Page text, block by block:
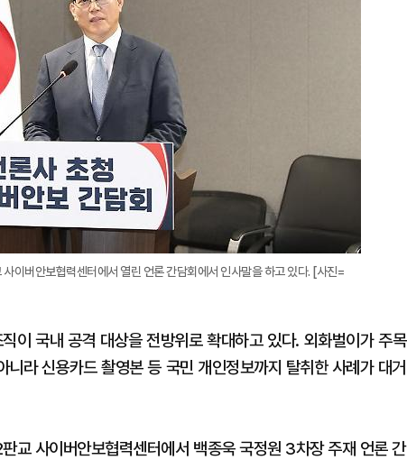
이버안보협력센터에서 열린 언론 간담회에서 인사말을 하고 있다. [사진=
이 국내 공격 대상을 전방위로 확대하고 있다. 외화벌이가 주목
니라 신용카드 촬영본 등 국민 개인정보까지 탈취한 사례가 대거
교 사이버안보협력센터에서 백종욱 국정원 3차장 주재 언론 간